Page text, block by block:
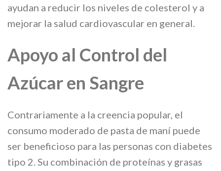
ayudan a reducir los niveles de colesterol y a
mejorar la salud cardiovascular en general.
Apoyo al Control del
Azúcar en Sangre
Contrariamente a la creencia popular, el
consumo moderado de pasta de maní puede
ser beneficioso para las personas con diabetes
tipo 2. Su combinación de proteínas y grasas